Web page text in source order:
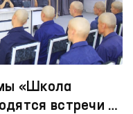
«Школа
встречи с